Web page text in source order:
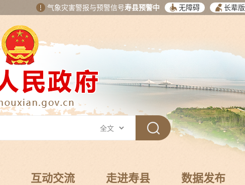
气象灾害警报与预警信号寿县预警中 无障碍 长辈版
互动交流 走进寿县 数据发布